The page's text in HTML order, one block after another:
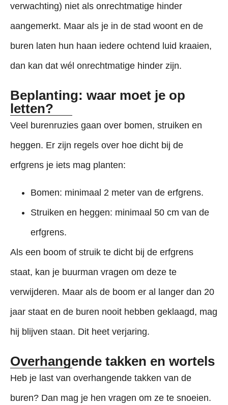
verwachting) niet als onrechtmatige hinder
aangemerkt. Maar als je in de stad woont en de
buren laten hun haan iedere ochtend luid kraaien,
dan kan dat wél onrechtmatige hinder zijn.
Beplanting: waar moet je op
letten?
Veel burenruzies gaan over bomen, struiken en
heggen. Er zijn regels over hoe dicht bij de
erfgrens je iets mag planten:
Bomen: minimaal 2 meter van de erfgrens.
Struiken en heggen: minimaal 50 cm van de
erfgrens.
Als een boom of struik te dicht bij de erfgrens
staat, kan je buurman vragen om deze te
verwijderen. Maar als de boom er al langer dan 20
jaar staat en de buren nooit hebben geklaagd, mag
hij blijven staan. Dit heet verjaring.
Overhangende takken en wortels
Heb je last van overhangende takken van de
buren? Dan mag je hen vragen om ze te snoeien.